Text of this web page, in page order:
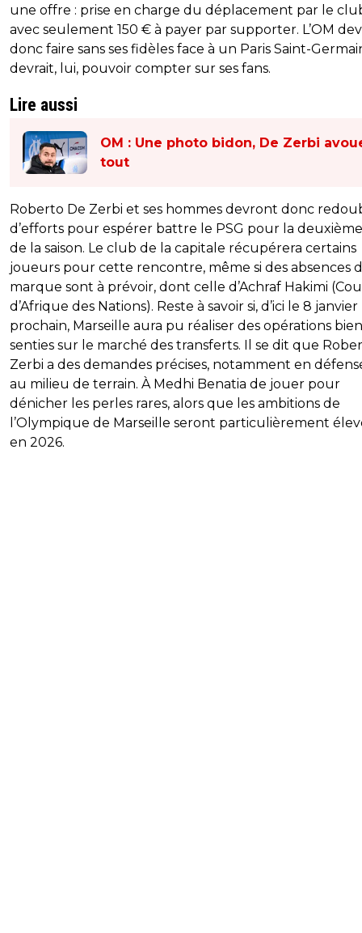
une offre : prise en charge du déplacement par le
avec seulement 150 € à payer par supporter. L’OM
donc faire sans ses fidèles face à un Paris Saint-
devrait, lui, pouvoir compter sur ses fans.
Lire aussi
OM : Une photo bidon, De Zerbi
tout
Roberto De Zerbi et ses hommes devront donc
d’efforts pour espérer battre le PSG pour la
de la saison. Le club de la capitale récupérera certains
joueurs pour cette rencontre, même si des absences
marque sont à prévoir, dont celle d’Achraf Hakimi
d’Afrique des Nations). Reste à savoir si, d’ici le 8 janvier
prochain, Marseille aura pu réaliser des opérations bien
senties sur le marché des transferts. Il se dit que
Zerbi a des demandes précises, notamment en
au milieu de terrain. À Medhi Benatia de jouer pour
dénicher les perles rares, alors que les ambitions de
l’Olympique de Marseille seront particulièrement
en 2026.